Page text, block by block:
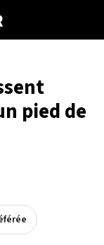
pied de